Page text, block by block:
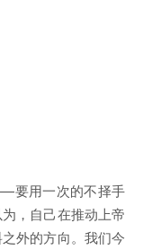
要用一次的不择手
，自己在推动上帝
外的方向。我们今